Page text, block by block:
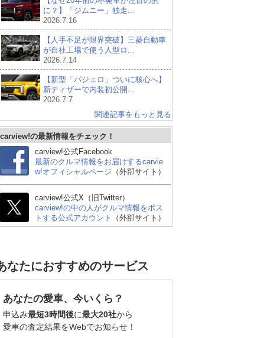
トヨタ ランドクルーザ
スバル フォレスター
に？】「ジムニー」独走...
2026.7.16
【人手不足が限界突破】三菱自動車
が自社工場で使う人型ロ...
2026.7.14
【新型「パジェロ」ついに核心へ】
新ティザーで内装初公開...
2026.7.7
関連記事をもっと見る
carview!の最新情報をチェック！
carview!公式Facebook
最新のクルマ情報をお届けするcarvie
w!オフィシャルページ （外部サイト）
carview!公式X（旧Twitter）
carview!の中の人がクルマ情報をポス
トする公式アカウント
（外部サイト）
なたにおすすめのサービス
あなたの愛車、今いくら？
申込み最短3時間後に最大20社から
愛車の査定結果をWebでお知らせ！